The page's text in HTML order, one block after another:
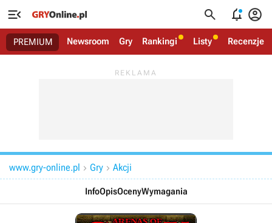
   
PREMIUM Newsroom Gry Rankingi Listy Recenzje
www.gry-online.pl  Gry  Akcji
InfoOpisOcenyWymagania